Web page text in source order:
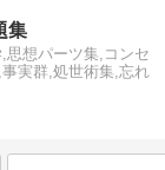
集
思想パーツ集,コンセ
実群,処世術集,忘れ